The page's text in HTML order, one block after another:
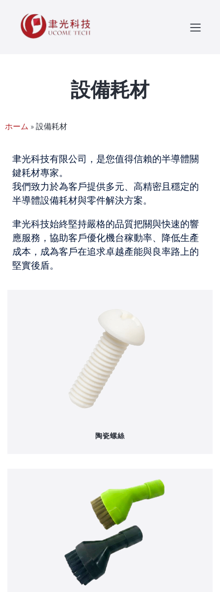
設備耗材
ホーム » 設備耗材
聿光科技有限公司，是您值得信賴的半導體關
鍵耗材專家。
我們致力於為客戶提供多元、高精密且穩定的
半導體設備耗材與零件解決方案。
聿光科技始終堅持嚴格的品質把關與快速的響
應服務，協助客戶優化機台稼動率、降低生產
成本，成為客戶在追求卓越產能與良率路上的
堅實後盾。
陶瓷螺絲